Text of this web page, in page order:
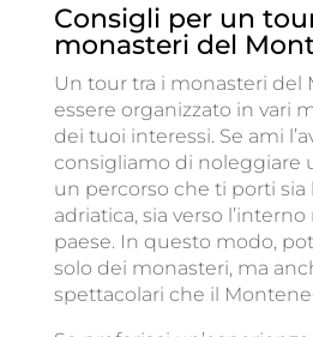
Consigli per un
monasteri del
Un tour tra i monasteri del
essere organizzato in vari
dei tuoi interessi. Se ami
consigliamo di noleggiare
un percorso che ti porti sia
adriatica, sia verso
paese. In questo modo,
solo dei monasteri, ma
spettacolari che il